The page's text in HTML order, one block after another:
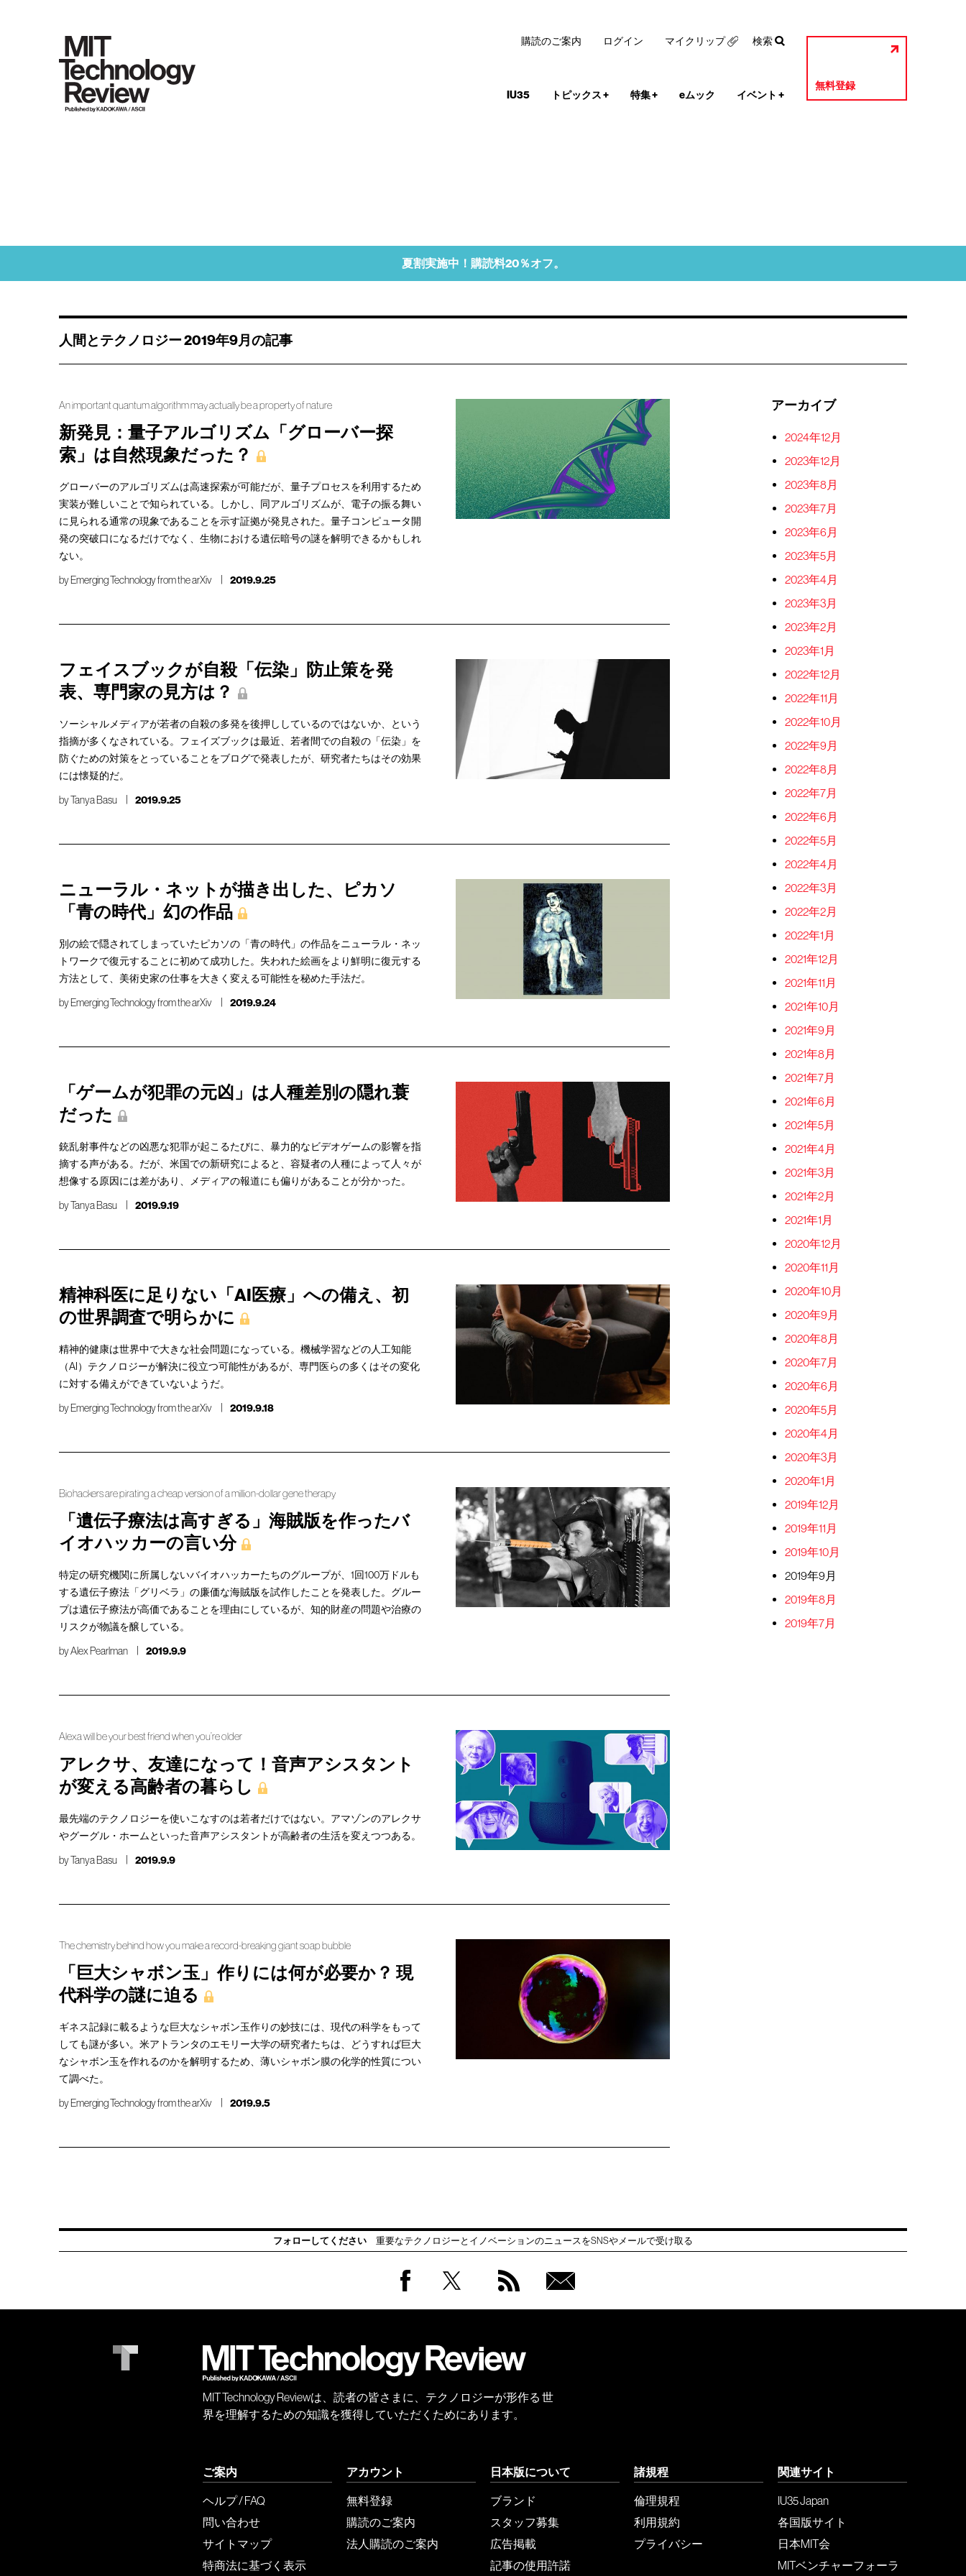
IU35 トピックス+ 特集+ eムック イベント +
無料登録
購読のご案内 ログイン マイクリップ 検索
夏割実施中！購読料20％オフ。
人間とテクノロジー 2019年9月の記事
An important quantum algorithm may actually be a property of nature
新発見：量子アルゴリズム「グローバー探
索」は自然現象だった？
グローバーのアルゴリズムは高速探索が可能だが、量子プロセスを利用するため
実装が難しいことで知られている。しかし、同アルゴリズムが、電子の振る舞い
に見られる通常の現象であることを示す証拠が発見された。量子コンピュータ開
発の突破口になるだけでなく、生物における遺伝暗号の謎を解明できるかもしれ
ない。
byEmerging Technology from the arXiv 2019.9.25
フェイスブックが自殺「伝染」防止策を発
表、専門家の見方は？
ソーシャルメディアが若者の自殺の多発を後押ししているのではないか、という
指摘が多くなされている。フェイズブックは最近、若者間での自殺の「伝染」を
防ぐための対策をとっていることをブログで発表したが、研究者たちはその効果
には懐疑的だ。
byTanya Basu 2019.9.25
ニューラル・ネットが描き出した、ピカソ
「青の時代」幻の作品
別の絵で隠されてしまっていたピカソの「青の時代」の作品をニューラル・ネッ
トワークで復元することに初めて成功した。失われた絵画をより鮮明に復元する
方法として、美術史家の仕事を大きく変える可能性を秘めた手法だ。
byEmerging Technology from the arXiv 2019.9.24
「ゲームが犯罪の元凶」は人種差別の隠れ蓑
だった
銃乱射事件などの凶悪な犯罪が起こるたびに、暴力的なビデオゲームの影響を指
摘する声がある。だが、米国での新研究によると、容疑者の人種によって人々が
想像する原因には差があり、メディアの報道にも偏りがあることが分かった。
byTanya Basu 2019.9.19
精神科医に足りない「AI医療」への備え、初
の世界調査で明らかに
精神的健康は世界中で大きな社会問題になっている。機械学習などの人工知能
（AI）テクノロジーが解決に役立つ可能性があるが、専門医らの多くはその変化
に対する備えができていないようだ。
byEmerging Technology from the arXiv 2019.9.18
Biohackers are pirating a cheap version of a million-dollar gene therapy
「遺伝子療法は高すぎる」海賊版を作ったバ
イオハッカーの言い分
特定の研究機関に所属しないバイオハッカーたちのグループが、1回100万ドルも
する遺伝子療法「グリベラ」の廉価な海賊版を試作したことを発表した。グルー
プは遺伝子療法が高価であることを理由にしているが、知的財産の問題や治療の
リスクが物議を醸している。
byAlex Pearlman 2019.9.9
Alexa will be your best friend when you’re older
アレクサ、友達になって！音声アシスタント
が変える高齢者の暮らし
最先端のテクノロジーを使いこなすのは若者だけではない。アマゾンのアレクサ
やグーグル・ホームといった音声アシスタントが高齢者の生活を変えつつある。
byTanya Basu 2019.9.9
The chemistry behind how you make a record-breaking giant soap bubble
「巨大シャボン玉」作りには何が必要か？ 現
代科学の謎に迫る
ギネス記録に載るような巨大なシャボン玉作りの妙技には、現代の科学をもって
しても謎が多い。米アトランタのエモリー大学の研究者たちは、どうすれば巨大
なシャボン玉を作れるのかを解明するため、薄いシャボン膜の化学的性質につい
て調べた。
byEmerging Technology from the arXiv 2019.9.5
アーカイブ
2024年12月
2023年12月
2023年8月
2023年7月
2023年6月
2023年5月
2023年4月
2023年3月
2023年2月
2023年1月
2022年12月
2022年11月
2022年10月
2022年9月
2022年8月
2022年7月
2022年6月
2022年5月
2022年4月
2022年3月
2022年2月
2022年1月
2021年12月
2021年11月
2021年10月
2021年9月
2021年8月
2021年7月
2021年6月
2021年5月
2021年4月
2021年3月
2021年2月
2021年1月
2020年12月
2020年11月
2020年10月
2020年9月
2020年8月
2020年7月
2020年6月
2020年5月
2020年4月
2020年3月
2020年1月
2019年12月
2019年11月
2019年10月
2019年9月
2019年8月
2019年7月
フォローしてください 重要なテクノロジーとイノベーションのニュースをSNSやメールで受け取る
会員
MIT Technology Reviewは、読者の皆さまに、テクノロジーが形作る 世
界を理解するための知識を獲得していただくためにあります。
ご案内
ヘルプ / FAQ
問い合わせ
サイトマップ
特商法に基づく表示
アカウント
無料登録
購読のご案内
法人購読のご案内
日本版について
ブランド
スタッフ募集
広告掲載
記事の使用許諾
諸規程
倫理規程
利用規約
プライバシー
関連サイト
IU35 Japan
各国版サイト
日本MIT会
MITベンチャーフォーラ